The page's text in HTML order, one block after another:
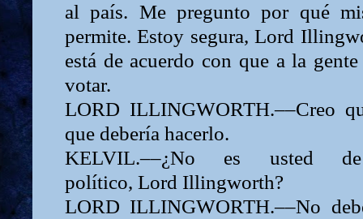
al país. Me pregunto por qué
permite. Estoy segura,Lord
está de acuerdo con que a la
votar.
LORD ILLINGWORTH.––Creo
que debería hacerlo.
KELVIL.––¿No es usted
político, Lord Illingworth?
LORD ILLINGWORTH.––No